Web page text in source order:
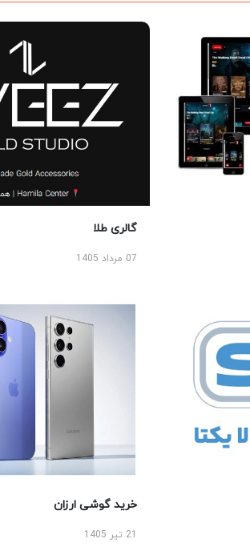
گالری طلا
07 مرداد 1405
خرید گوشی ارزان